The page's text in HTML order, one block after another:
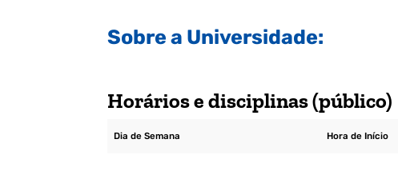
Sobre a Universidade:
Horários e disciplinas (público)
Dia de Semana Hora de Início